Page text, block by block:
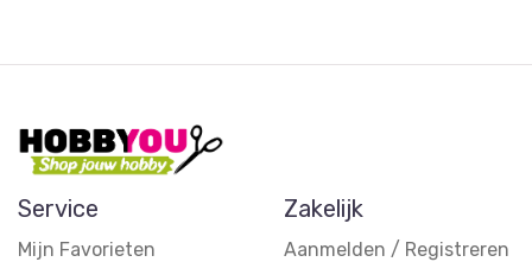
Service
Mijn Favorieten
Zakelijk
Aanmelden / Registreren